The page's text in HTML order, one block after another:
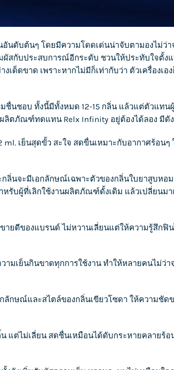
ดับต้นๆ โดยมีความโดดเด่นน่าจับตามองไม่ว่า
ผัสกับประสบการณ์อีกระดับ ชวนให้ประทับใจตั้ง
เด็ดขาด เพราะหากไม่มีก็เท่ากับว่า ตัวเครื่องเอ
ชื่นชอบ ทั้งนี้มีทั้งหมด 12-15 กลิ่น แล้วแต่ตัวแทน
ผลิตภัณฑ์ทดแทน Relx Infinityอยู่ต้องได้ลอง มีดั
เย็นสุดขั้ว สะใจ สดขื่นเหมาะกับอากาศร้อนๆ
นจะมีเอกลักษณ์เฉพาะตัวของกลิ่นใบยาสูบหอ
รับผู้ที่เลิกใช้งานผลิตภัณฑ์ดั้งเดิม แล้วเปลี่ยนมา
ายดีของแบรนด์ ไม่หวานเลี่ยนแต่ให้ความรู้สึกฟิ
มเย็นกินขาดทุกการใช้งาน ทำให้หลายคนไม่ว่
ลักษณ์และสไตล์ของกลิ่นเขียวโซดา ให้ความชัด
แต่ไม่เลี่ยน สดชื่นเหมือนได้ดับกระหายคลายร้อ